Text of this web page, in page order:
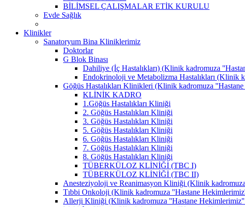
BİLİMSEL ÇALIŞMALAR ETİK KURULU
Evde Sağlık
Klinikler
Sanatoryum Bina Kliniklerimiz
Doktorlar
G Blok Binası
Dahiliye (İç Hastalıkları) (Klinik kadromuza
Endokrinoloji ve Metabolizma Hastalıkları (Klinik
Göğüs Hastalıkları Klinikleri (Klinik kadromuza
KLİNİK KADRO
1.Göğüs Hastalıkları Kliniği
2. Göğüs Hastalıkları Kliniği
3. Göğüs Hastalıkları Kliniği
5. Göğüs Hastalıkları Kliniği
6. Göğüs Hastalıkları Kliniği
7. Göğüs Hastalıkları Kliniği
8. Göğüs Hastalıkları Kliniği
TÜBERKÜLOZ KLİNİĞİ (TBC I)
TÜBERKÜLOZ KLİNİĞİ (TBC II)
Anesteziyoloji ve Reanimasyon Kliniği (Klinik
Tıbbi Onkoloji (Klinik kadromuza ''Hastane
Allerji Kliniği (Klinik kadromuza ''Hastane Hekimlerimiz''